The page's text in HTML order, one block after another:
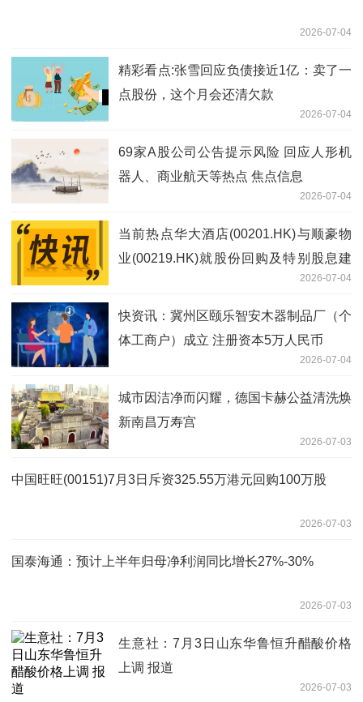
2026-07-04
精彩看点:张雪回应负债接近1亿：卖了一
点股份，这个月会还清欠款
2026-07-04
69家A股公司公告提示风险 回应人形机
器人、商业航天等热点 焦点信息
2026-07-04
当前热点华大酒店(00201.HK)与顺豪物
业(00219.HK)就股份回购及特别股息建
2026-07-04
快资讯：冀州区颐乐智安木器制品厂（个
体工商户）成立 注册资本5万人民币
2026-07-04
城市因洁净而闪耀，德国卡赫公益清洗焕
新南昌万寿宫
2026-07-03
中国旺旺(00151)7月3日斥资325.55万港元回购100万股
2026-07-03
国泰海通：预计上半年归母净利润同比增长27%-30%
2026-07-03
生意社：7月3日山东华鲁恒升醋酸价格
上调 报道
2026-07-03